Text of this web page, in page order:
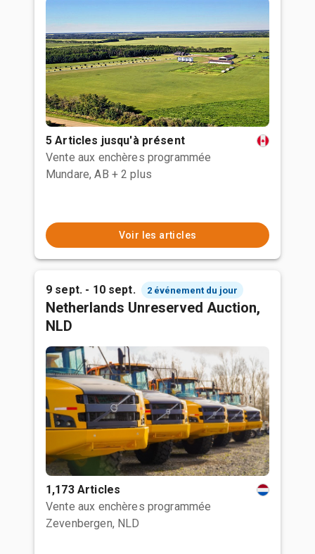
5 Articles jusqu'à présent
Vente aux enchères programmée
Mundare, AB + 2 plus
Voir les articles
9 sept. - 10 sept. 2 événement du jour
Netherlands Unreserved Auction,
NLD
1,173 Articles
Vente aux enchères programmée
Zevenbergen, NLD